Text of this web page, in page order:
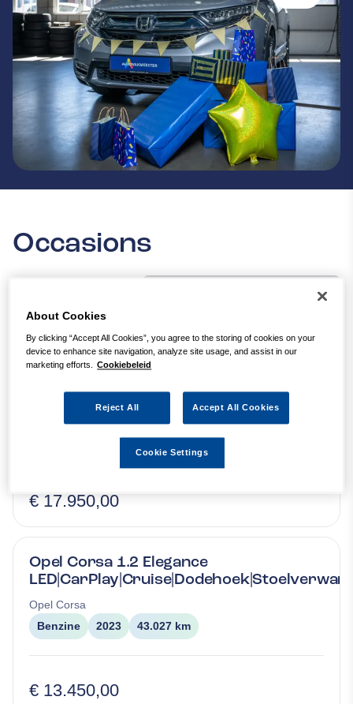
Occasions
Kia Venga 1.6 CVVT Automaat
DynamicPLusLine
Navi|Camera|Keyless|Allseason
2019 74.403 km
€ 17.950,00
Opel Corsa 1.2 Elegance
Opel Corsa
Benzine
2023 43.027 km
€ 13.450,00
About Cookies
By clicking “Accept All Cookies”, you agree to the storing of cookies on your
device to enhance site navigation, analyze site usage, and assist in our
marketing efforts.
Cookiebeleid
Reject All Accept All Cookies
Cookie Settings